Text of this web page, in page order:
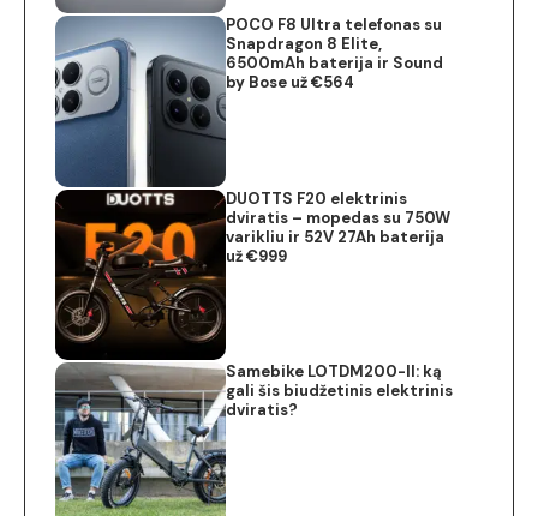
POCO F8 Ultra telefonas su
Snapdragon 8 Elite,
6500mAh baterija ir Sound
by Bose už €564
DUOTTS F20 elektrinis
dviratis – mopedas su 750W
varikliu ir 52V 27Ah baterija
už €999
Samebike LOTDM200-II: ką
gali šis biudžetinis elektrinis
dviratis?